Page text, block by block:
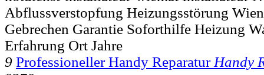
Abflussverstopfung Heizungsstörung Wien
Gebrechen Garantie Soforthilfe Heizung
Erfahrung Ort Jahre
9 Professioneller Handy Reparatur Handy